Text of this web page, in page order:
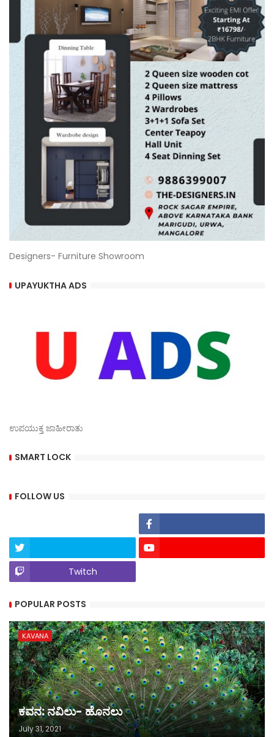
Designers- Furniture Showroom
UPAYUKTHA ADS
ಉಪಯುಕ್ತ ಜಾಹೀರಾತು
SMART LOCK
FOLLOW US
Twitch
POPULAR POSTS
KAVANA
ಕವನ: ನವಿಲು- ಹೊನಲು
July 31, 2021